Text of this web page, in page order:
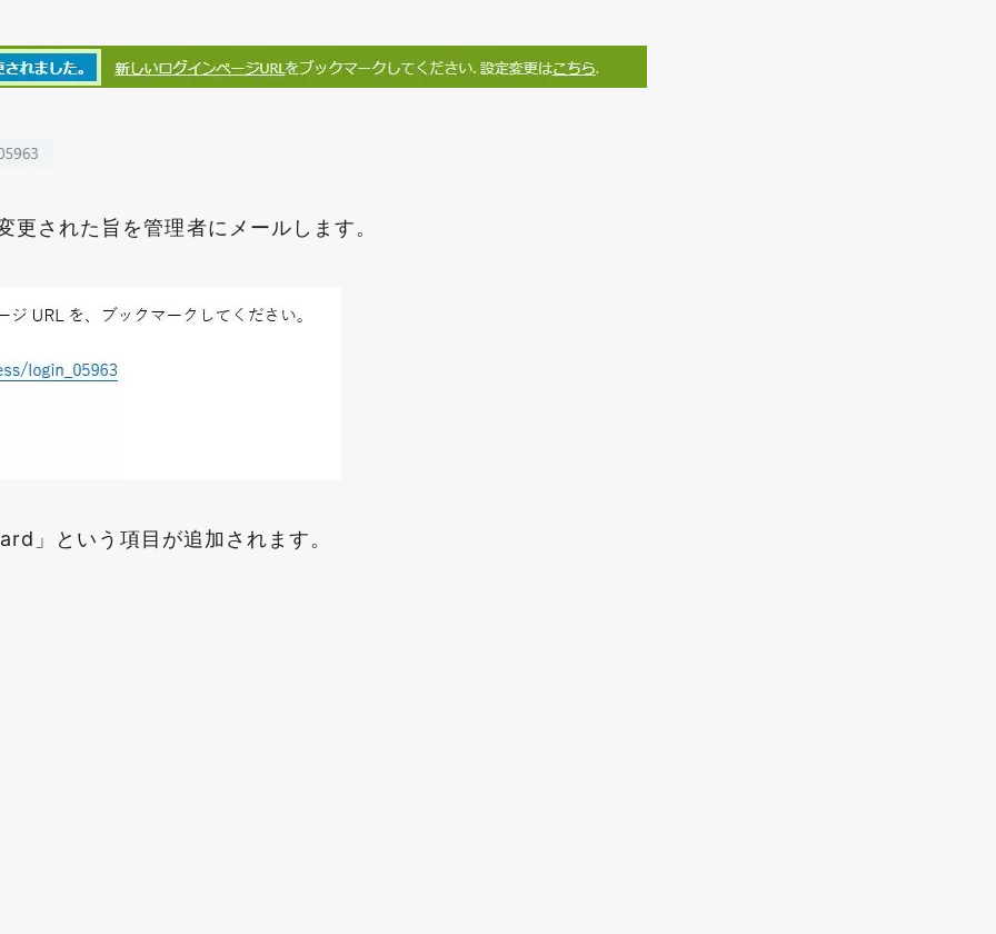
更された旨を管理者にメールします。
」という項目が追加されます。